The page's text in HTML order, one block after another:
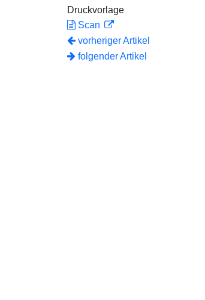
Druckvorlage
Scan
vorheriger Artikel
folgender Artikel